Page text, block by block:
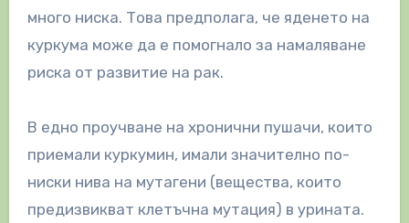
много ниска. Това предполага, че яденето на
куркума може да е помогнало за намаляване
риска от развитие на рак.
В едно проучване на хронични пушачи, които
приемали куркумин, имали значително по-
ниски нива на мутагени (вещества, които
предизвикват клетъчна мутация) в урината.